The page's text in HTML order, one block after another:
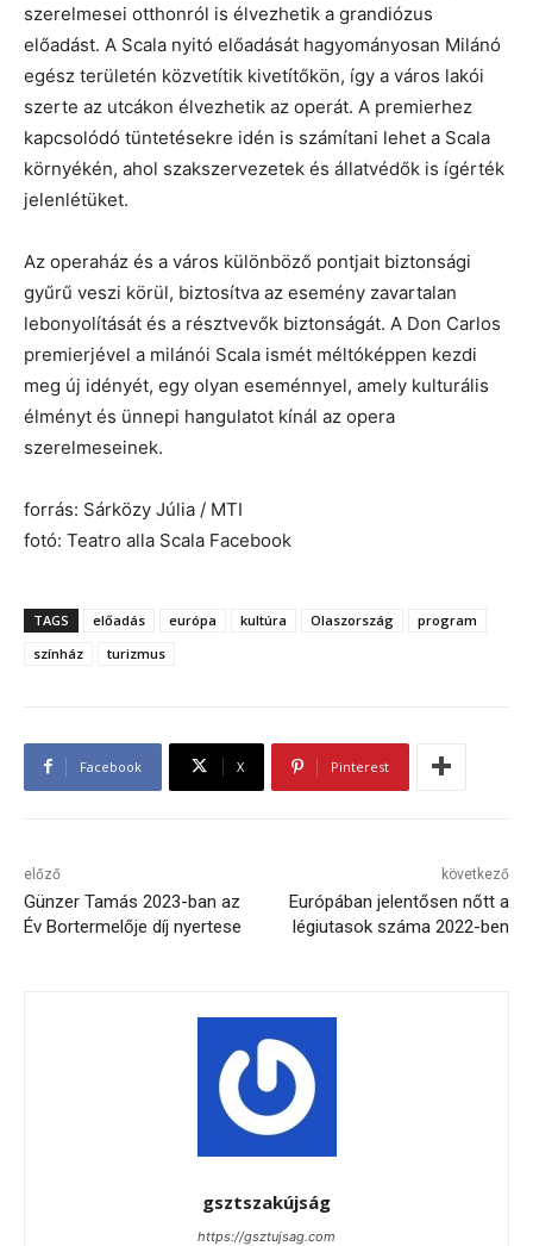
szerelmesei otthonról is élvezhetik a grandiózus
előadást. A Scala nyitó előadását hagyományosan Milánó
egész területén közvetítik kivetítőkön, így a város lakói
szerte az utcákon élvezhetik az operát. A premierhez
kapcsolódó tüntetésekre idén is számítani lehet a Scala
környékén, ahol szakszervezetek és állatvédők is ígérték
jelenlétüket.
Az operaház és a város különböző pontjait biztonsági
gyűrű veszi körül, biztosítva az esemény zavartalan
lebonyolítását és a résztvevők biztonságát. A Don Carlos
premierjével a milánói Scala ismét méltóképpen kezdi
meg új idényét, egy olyan eseménnyel, amely kulturális
élményt és ünnepi hangulatot kínál az opera
szerelmeseinek.
forrás: Sárközy Júlia / MTI
fotó: Teatro alla Scala Facebook
TAGS előadás európa kultúra Olaszország
program
színház
turizmus
Facebook X Pinterest
előző
Günzer Tamás 2023-ban az
Év Bortermelője díj nyertese
következő
Európában jelentősen nőtt a
légiutasok száma 2022-ben
gsztszakújság
https://gsztujsag.com